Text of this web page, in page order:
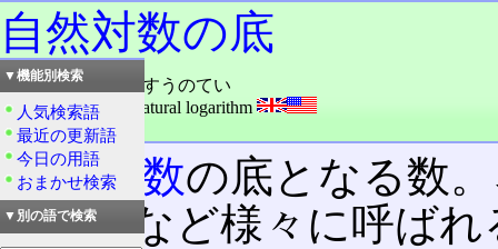
自然対数の底
読み：しぜんたいすうのてい
外語：base of the natural logarithm
品詞：名詞
自然対数の底となる数
ラー数など様々に呼ばれ
▼機能別検索
人気検索語
最近の更新語
今日の用語
おまかせ検索
▼別の語で検索